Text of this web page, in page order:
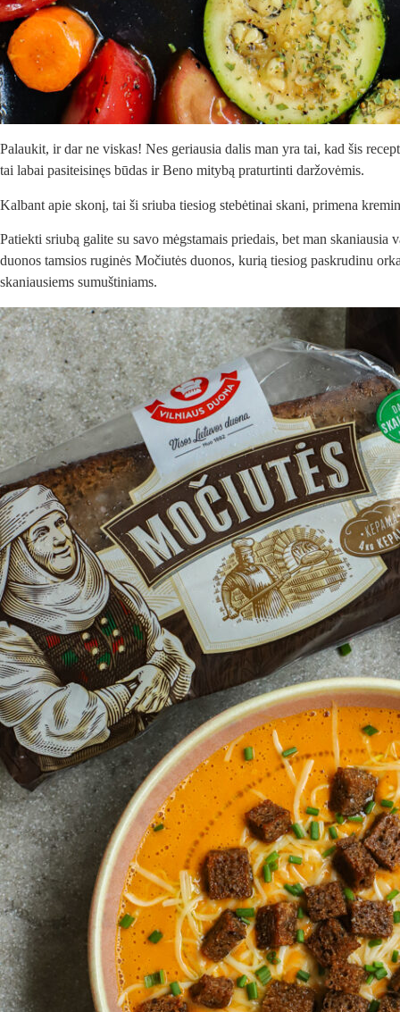
Palaukit, ir dar ne viskas! Nes geriausia dalis man yra tai, kad šis
tai labai pasiteisinęs būdas ir Beno mitybą praturtinti daržovėmis.
Kalbant apie skonį, tai ši sriuba tiesiog stebėtinai skani, primena
Patiekti sriubą galite su savo mėgstamais priedais, bet man
duonos tamsios ruginės Močiutės duonos, kurią tiesiog paskrudinu
skaniausiems sumuštiniams.